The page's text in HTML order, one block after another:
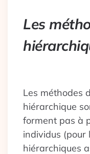
Les
Les méthodes
hiérarchique
forment pas à
individus (pour
hiérarchiques